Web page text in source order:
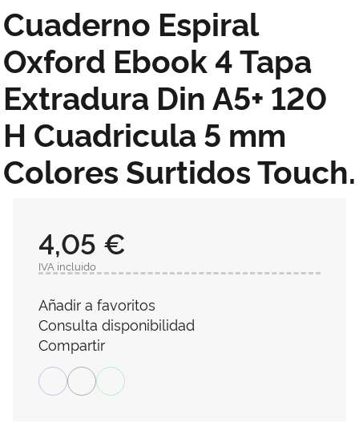
Cuaderno Espiral
Oxford Ebook 4 Tapa
Extradura Din A5+ 120
H Cuadricula 5 mm
Colores Surtidos Touch.
4,05 €
IVA incluido
Añadir a favoritos
Consulta disponibilidad
Compartir